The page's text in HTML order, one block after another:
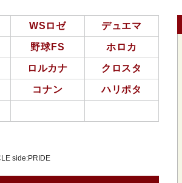
WSロゼ デュエマ
野球FS ホロカ
ロルカナ クロスタ
コナン ハリポタ
side:PRIDE